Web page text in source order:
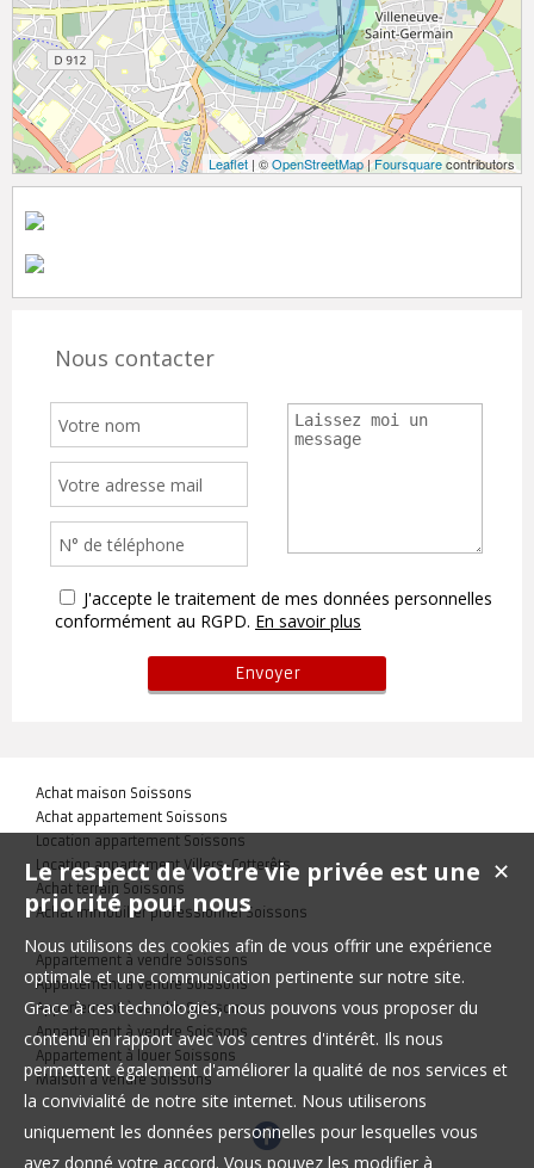
Leaflet | ©OpenStreetMap|Foursquarecontributors
Nous contacter
J'accepte le traitement de mes données personnelles
conformément au RGPD. En savoir plus
Achat maison Soissons
Achat appartement Soissons
Location appartement Soissons
Location appartement Villers-Cotterêts
Achat terrain Soissons
Achat immobilier professionnel Soissons
Appartement à vendre Soissons
Appartement à vendre Soissons
Appartement à vendre Soissons
Appartement à vendre Soissons
Appartement à louer Soissons
Maison à vendre Soissons
✕
Le respect de votre vie privée est une
priorité pour nous
Nous utilisons des cookies afin de vous offrir une expérience
optimale et une communication pertinente sur notre site.
Grace à ces technologies, nous pouvons vous proposer du
contenu en rapport avec vos centres d'intérêt. Ils nous
permettent également d'améliorer la qualité de nos services et
la convivialité de notre site internet. Nous utiliserons
uniquement les données personnelles pour lesquelles vous
avez donné votre accord. Vous pouvez les modifier à